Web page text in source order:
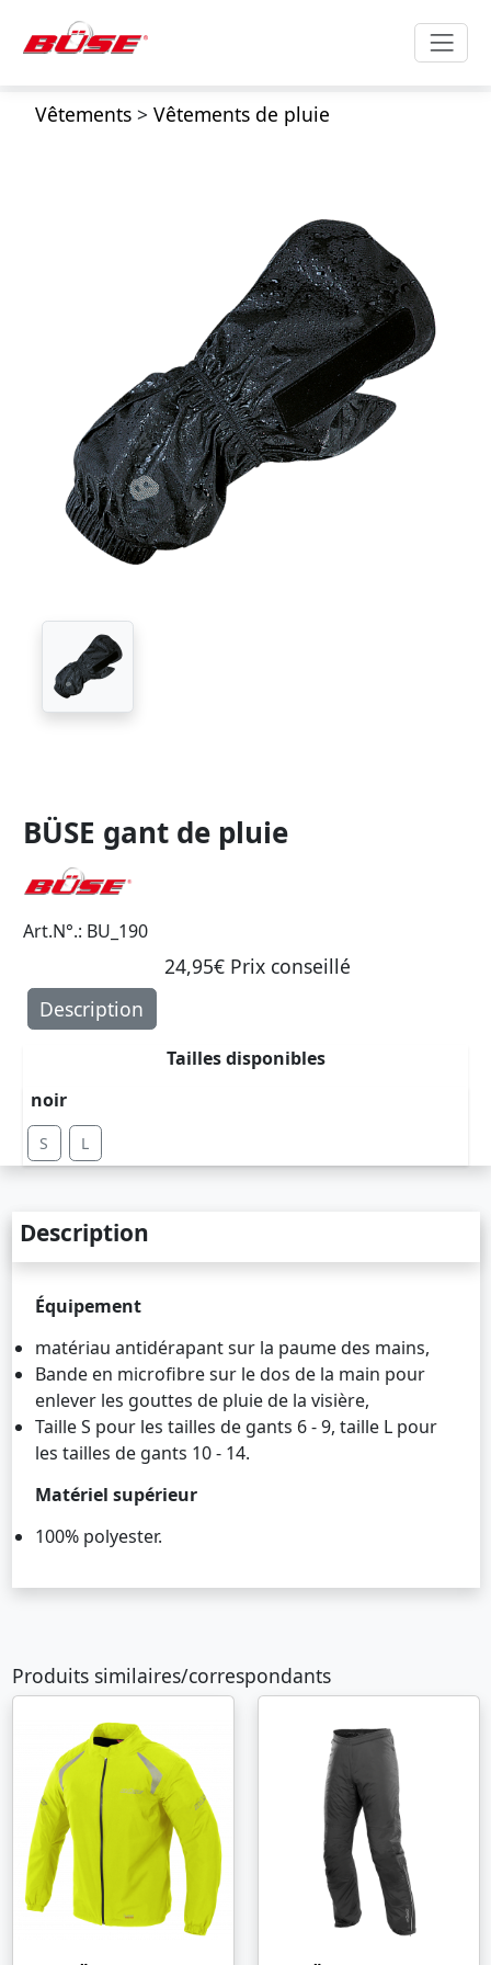
Vêtements> Vêtements de pluie
BÜSE gant de pluie
Art.N°.: BU_190
24,95€ Prix ​​conseillé
Description
Tailles disponibles
noir
S L
Description
Équipement
matériau antidérapant sur la paume des mains,
Bande en microfibre sur le dos de la main pour
enlever les gouttes de pluie de la visière,
Taille S pour les tailles de gants 6 - 9, taille L pour
les tailles de gants 10 - 14.
Matériel supérieur
100% polyester.
Produits similaires/correspondants